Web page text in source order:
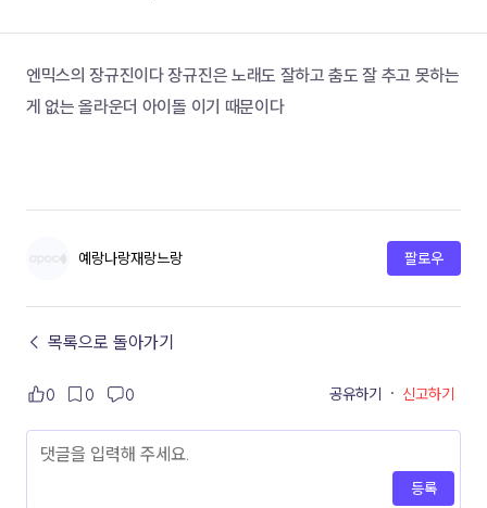
엔믹스의 장규진이다 장규진은 노래도 잘하고 춤도 잘 추고 못하는
게 없는 올라운더 아이돌 이기 때문이다
예랑나랑재랑느랑 팔로우
← 목록으로 돌아가기
0 0 0 공유하기 · 신고하기
등록